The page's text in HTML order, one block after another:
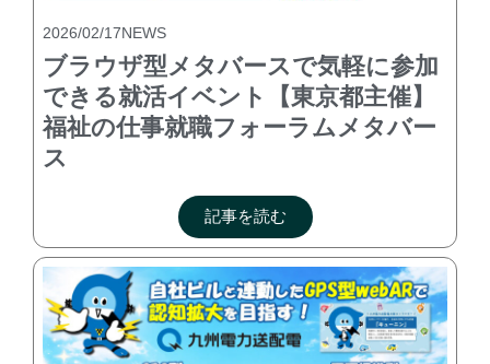
2026/02/17NEWS
ブラウザ型メタバースで気軽に参加
できる就活イベント【東京都主催】
福祉の仕事就職フォーラムメタバー
ス
記事を読む